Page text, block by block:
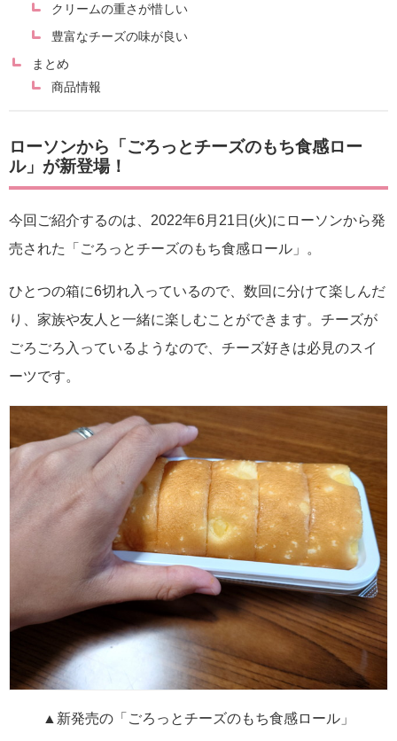
クリームの重さが惜しい
豊富なチーズの味が良い
まとめ
商品情報
ローソンから「ごろっとチーズのもち食感ロー
ル」が新登場！
今回ご紹介するのは、2022年6月21日(火)にローソンから発
売された「ごろっとチーズのもち食感ロール」。
ひとつの箱に6切れ入っているので、数回に分けて楽しんだ
り、家族や友人と一緒に楽しむことができます。チーズが
ごろごろ入っているようなので、チーズ好きは必見のスイ
ーツです。
▲新発売の「ごろっとチーズのもち食感ロール」